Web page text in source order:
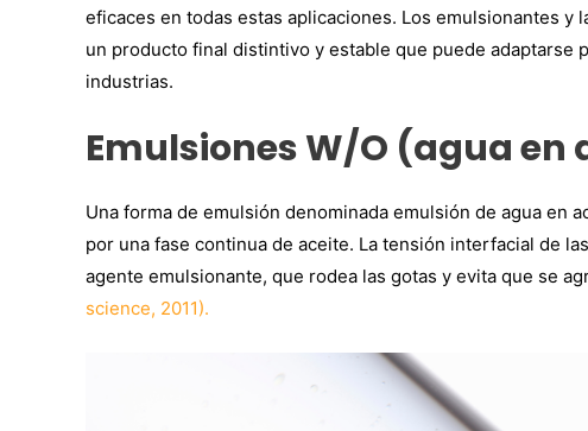
eficaces en todas estas aplicaciones. Los emulsionantes y
un producto final distintivo y estable que puede adaptarse
industrias.
Emulsiones W/O (agua en
Una forma de emulsión denominada emulsión de agua en
por una fase continua de aceite. La tensión interfacial de
agente emulsionante, que rodea las gotas y evita que se
science, 2011).